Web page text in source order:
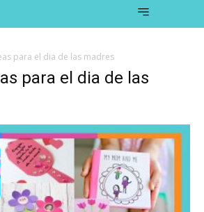
para el dia de las madres
para el dia de las